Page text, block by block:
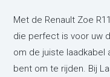
Met de Renault Zoe
die perfect is voor uw
om de juiste laadkabel
bent om te rijden. Bij